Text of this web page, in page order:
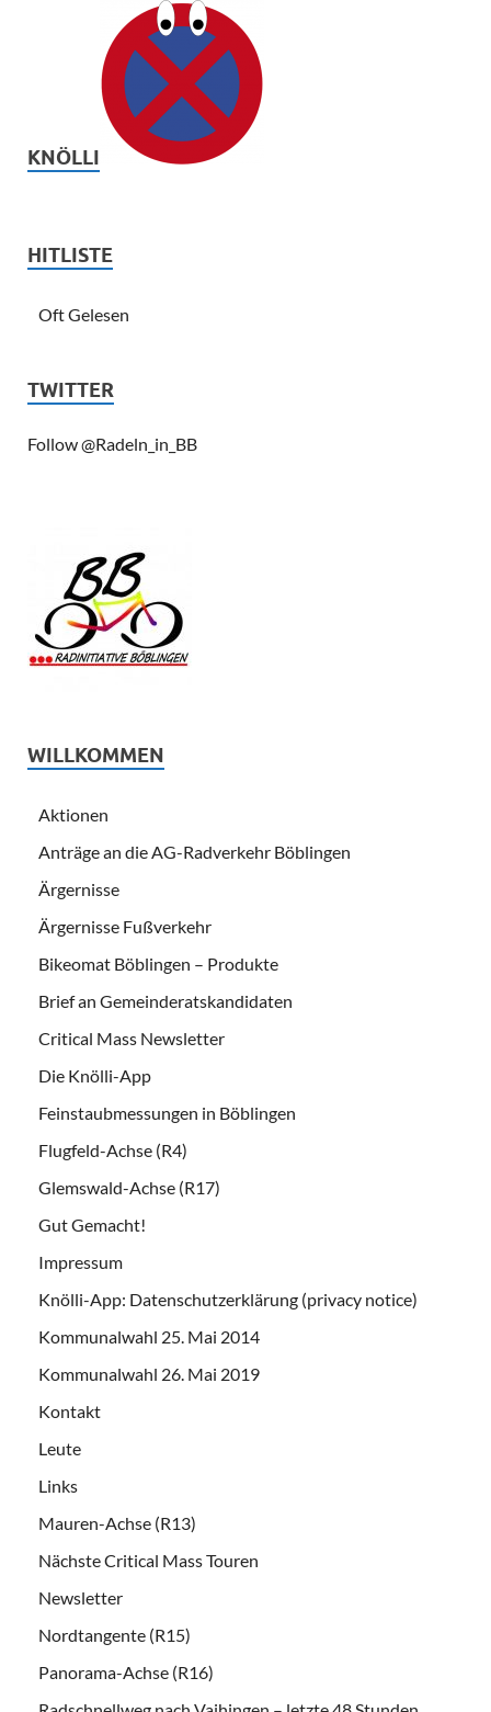
KNÖLLI
HITLISTE
Oft Gelesen
TWITTER
Follow @Radeln_in_BB
WILLKOMMEN
Aktionen
Anträge an die AG-Radverkehr Böblingen
Ärgernisse
Ärgernisse Fußverkehr
Bikeomat Böblingen – Produkte
Brief an Gemeinderatskandidaten
Critical Mass Newsletter
Die Knölli-App
Feinstaubmessungen in Böblingen
Flugfeld-Achse (R4)
Glemswald-Achse (R17)
Gut Gemacht!
Impressum
Knölli-App: Datenschutzerklärung (privacy notice)
Kommunalwahl 25. Mai 2014
Kommunalwahl 26. Mai 2019
Kontakt
Leute
Links
Mauren-Achse (R13)
Nächste Critical Mass Touren
Newsletter
Nordtangente (R15)
Panorama-Achse (R16)